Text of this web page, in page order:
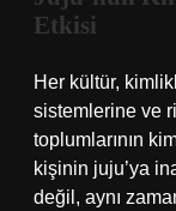
Etkisi
Her kültür,
sistemlerine ve
toplumlarının
kişinin juju’ya
değil, aynı